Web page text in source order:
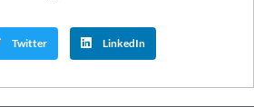
Twitter LinkedIn